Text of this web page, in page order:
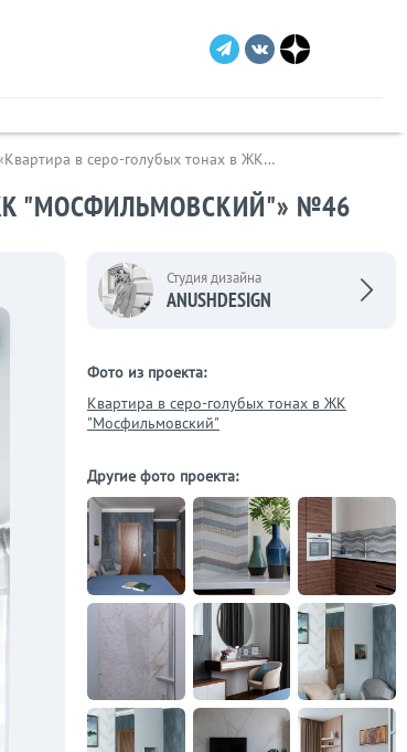
в серо-голубых тонах в ЖК
"МОСФИЛЬМОВСКИЙ"» №46
Студия дизайна
ANUSHDESIGN
Фото из проекта:
Квартира в серо-голубых тонах в ЖК
"Мосфильмовский"
Другие фото проекта: